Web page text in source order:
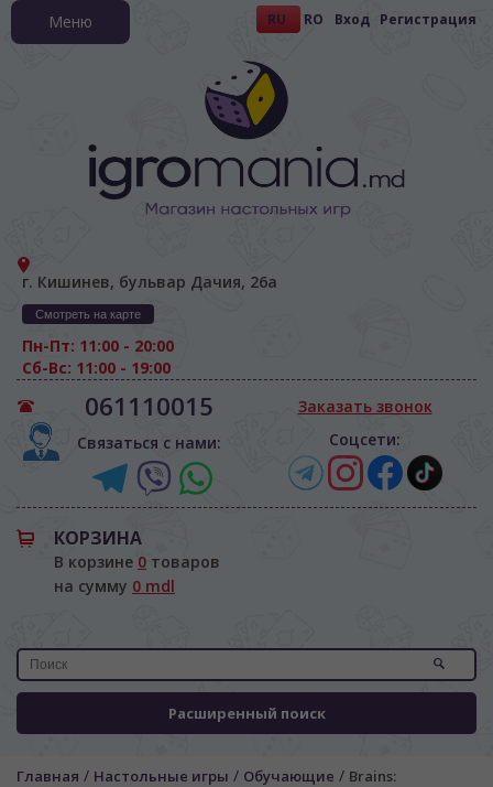
RU RO Вход Регистрация
г. Кишинев, бульвар Дачия, 26а
Смотреть на карте
Пн-Пт: 11:00 - 20:00
Сб-Вс: 11:00 - 19:00
061110015
Связаться с нами:
Заказать звонок
Соцсети:
КОРЗИНА
В корзине 0 товаров
на сумму 0 mdl
Расширенный поиск
Меню
Главная / Настольные игры / Обучающие / Brains: